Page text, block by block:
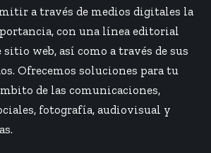
a través de medios digitales la
con una línea editorial
sitio web, así como a través de sus
Ofrecemos soluciones para tu
de las comunicaciones,
fotografía, audiovisual y